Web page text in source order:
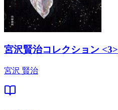
宮沢賢治コレクション <3>
宮沢 賢治